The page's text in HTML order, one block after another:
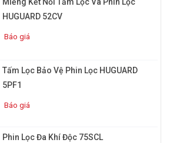
dài theo quy định, mặt khác chúng phải
, vệ sinh cho cơ quan hô hấp.
HUGUARD 52CV
Báo giá
Tấm Lọc Bảo Vệ Phin Lọc HUGUARD
5PF1
Báo giá
Phin Lọc Đa Khí Độc 75SCL